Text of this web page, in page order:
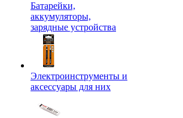
Батарейки,
аккумуляторы,
зарядные устройства
Электроинструменты и
аксессуары для них